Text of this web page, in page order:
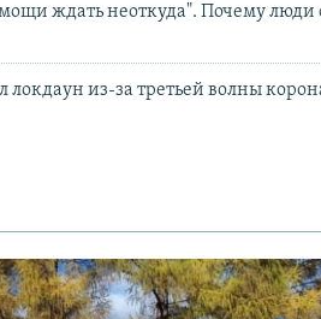
ждать неоткуда". Почему люди
из-за третьей волны